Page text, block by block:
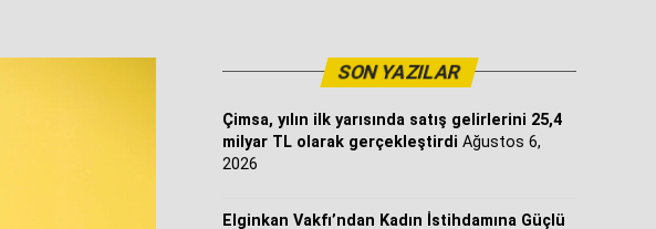
SON YAZILAR
Çimsa, yılın ilk yarısında satış gelirlerini 25,4
milyar TL olarak gerçekleştirdi Ağustos 6,
2026
Elginkan Vakfı’ndan Kadın İstihdamına Güçlü